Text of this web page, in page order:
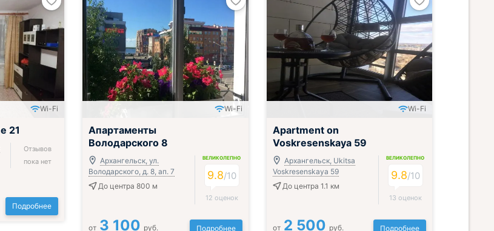
Wi-Fi
21
Отзывов
пока нет
Подробнее
Wi-Fi
Апартаменты
Володарского 8
Архангельск, ул.
Володарского, д. 8, ап. 7
До центра 800 м
ВЕЛИКОЛЕПНО
9.8/10
12 оценок
от 3 100 руб. Подробнее
Wi-Fi
Apartment on
Voskresenskaya 59
Архангельск, Ukitsa
Voskresenskaya 59
До центра 1.1 км
ВЕЛИКОЛЕПНО
9.8/10
13 оценок
от 2 500 руб. Подробнее